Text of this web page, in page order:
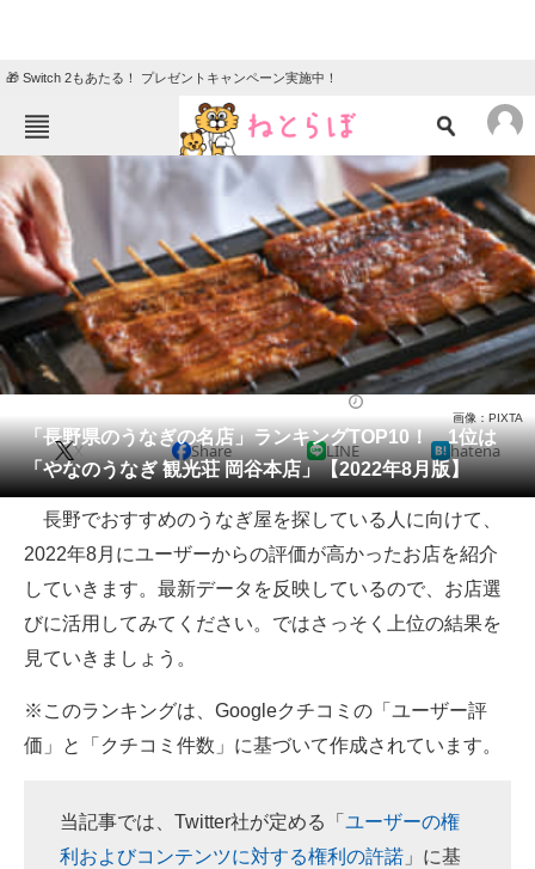
🎁 Switch 2もあたる！ プレゼントキャンペーン実施中！
ねとらぼメニュー
TOP ニュース
エンタメ クイズ
グルメ 地域
住まい 教育・育児
動物 リサーチ
会員記事
メディア
注目記事を集めた総合ページ
ITの今と未来を見通す
スマホと通信の最新トレンド
好きが集まる 比べて選べる
「長野県のうなぎの名店」ランキングTOP10！ 1位は
「やなのうなぎ 観光荘 岡谷本店」【2022年8月版】
画像：PIXTA
X Share LINE hatena
長野でおすすめのうなぎ屋を探している人に向けて、
2022年8月にユーザーからの評価が高かったお店を紹介
していきます。最新データを反映しているので、お店選
びに活用してみてください。ではさっそく上位の結果を
見ていきましょう。
※このランキングは、Googleクチコミの「ユーザー評
価」と「クチコミ件数」に基づいて作成されています。
当記事では、Twitter社が定める「 ユーザーの権
利およびコンテンツに対する権利の許諾 」に基